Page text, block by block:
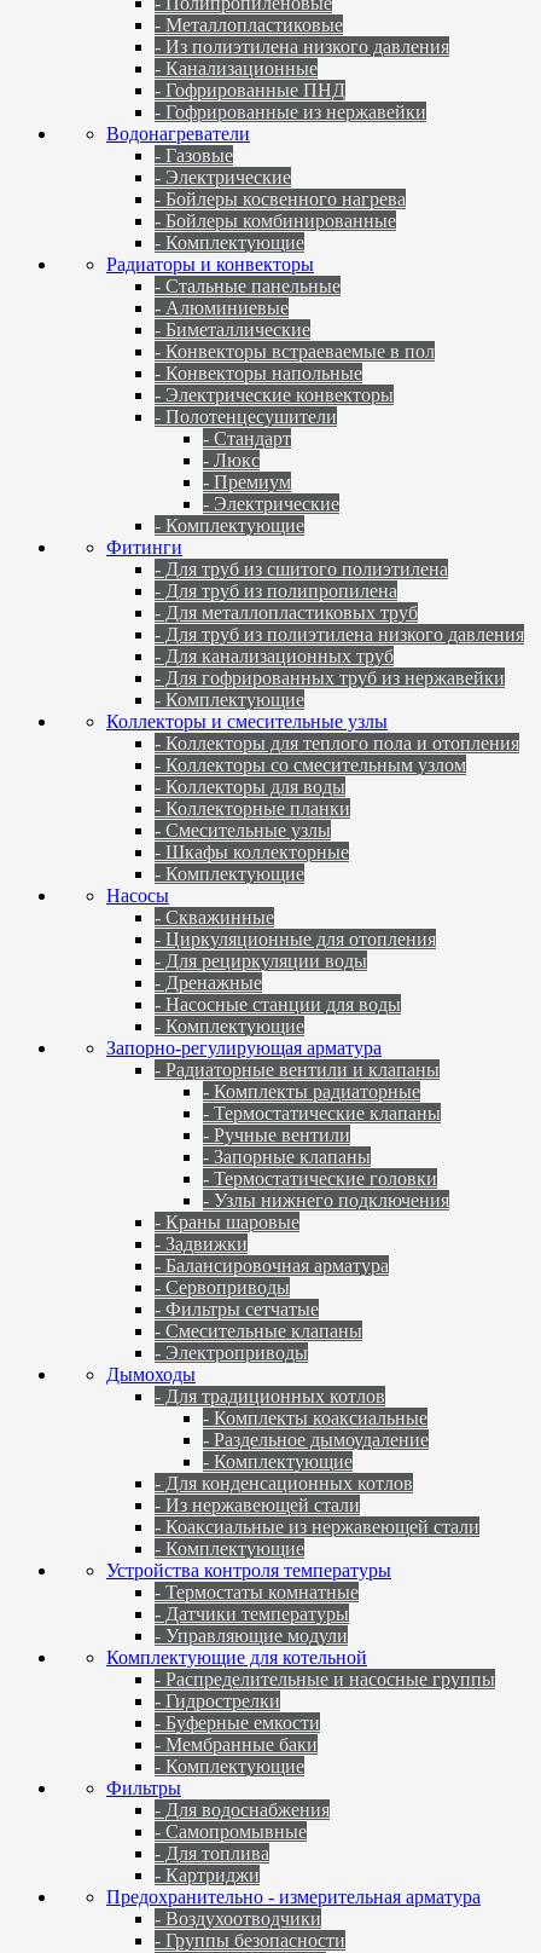
- Металлопластиковые
- Из полиэтилена низкого давления
- Канализационные
- Гофрированные ПНД
- Гофрированные из нержавейки
Водонагреватели
- Газовые
- Электрические
- Бойлеры косвенного нагрева
- Бойлеры комбинированные
- Комплектующие
Радиаторы и конвекторы
- Стальные панельные
- Алюминиевые
- Биметаллические
- Конвекторы встраеваемые в пол
- Конвекторы напольные
- Электрические конвекторы
- Полотенцесушители
- Стандарт
- Люкс
- Премиум
- Электрические
- Комплектующие
Фитинги
- Для труб из сшитого полиэтилена
- Для труб из полипропилена
- Для металлопластиковых труб
- Для труб из полиэтилена низкого давления
- Для канализационных труб
- Для гофрированных труб из нержавейки
- Комплектующие
Коллекторы и смесительные узлы
- Коллекторы для теплого пола и отопления
- Коллекторы со смесительным узлом
- Коллекторы для воды
- Коллекторные планки
- Смесительные узлы
- Шкафы коллекторные
- Комплектующие
Насосы
- Скважинные
- Циркуляционные для отопления
- Для рециркуляции воды
- Дренажные
- Насосные станции для воды
- Комплектующие
Запорно-регулирующая арматура
- Радиаторные вентили и клапаны
- Комплекты радиаторные
- Термостатические клапаны
- Ручные вентили
- Запорные клапаны
- Термостатические головки
- Узлы нижнего подключения
- Краны шаровые
- Задвижки
- Балансировочная арматура
- Сервоприводы
- Фильтры сетчатые
- Смесительные клапаны
- Электроприводы
Дымоходы
- Для традиционных котлов
- Комплекты коаксиальные
- Раздельное дымоудаление
- Комплектующие
- Для конденсационных котлов
- Из нержавеющей стали
- Коаксиальные из нержавеющей стали
- Комплектующие
Устройства контроля температуры
- Термостаты комнатные
- Датчики температуры
- Управляющие модули
Комплектующие для котельной
- Распределительные и насосные группы
- Гидрострелки
- Буферные емкости
- Мембранные баки
- Комплектующие
Фильтры
- Для водоснабжения
- Самопромывные
- Для топлива
- Картриджи
Предохранительно - измерительная арматура
- Воздухоотводчики
- Группы безопасности